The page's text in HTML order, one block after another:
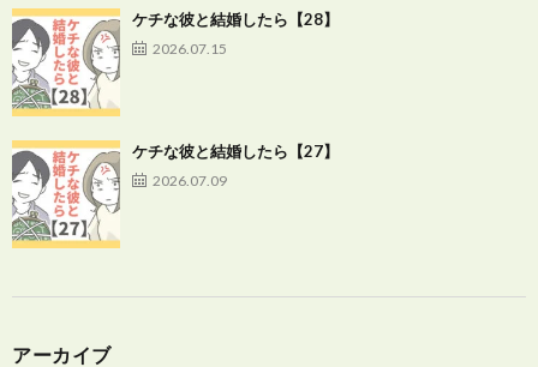
ケチな彼と結婚したら【28】
2026.07.15
ケチな彼と結婚したら【27】
2026.07.09
アーカイブ